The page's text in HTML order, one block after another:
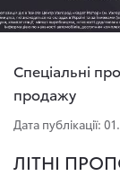
Спеціальні
продажу
Дата публікації:
ЛІТНІ